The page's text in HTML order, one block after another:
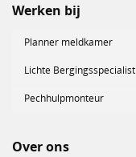
Werken bij
Planner meldkamer
Lichte Bergingsspecialist
Pechhulpmonteur
Over ons